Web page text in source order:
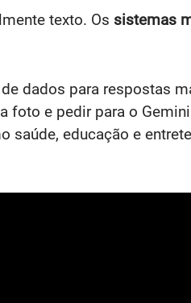
texto. Os sistemas
dados para respostas
foto e pedir para o
educação e